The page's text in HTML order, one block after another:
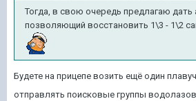
Тогда, в свою очередь предлагаю дать
позволяющий восстановить 1\3 - 1\2
Будете на прицепе возить ещё один
отправлять поисковые группы